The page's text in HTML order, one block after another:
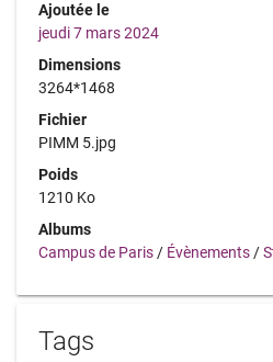
Ajoutée le
jeudi 7 mars 2024
Dimensions
3264*1468
Fichier
PIMM 5.jpg
Poids
1210 Ko
Albums
Campus de Paris/ Évènements/
Tags